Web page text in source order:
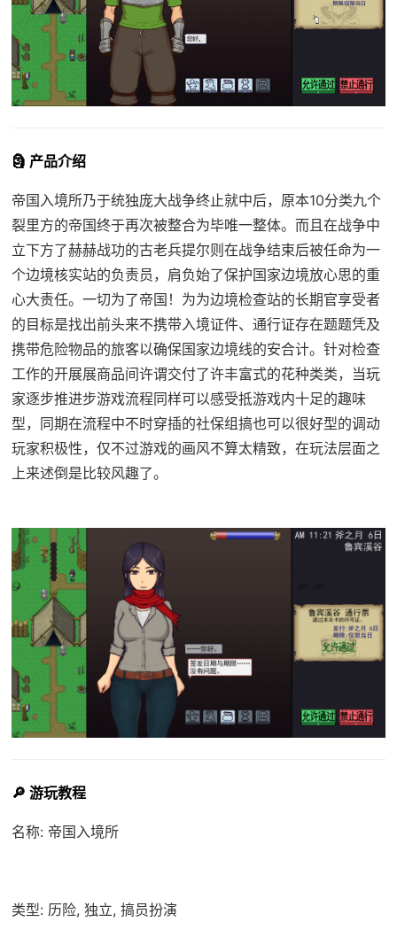
🗿 产品介绍
帝国入境所乃于统独庞大战争终止就中后，原本10分类九个
裂里方的帝国终于再次被整合为毕唯一整体。而且在战争中
立下方了赫赫战功的古老兵提尔则在战争结束后被任命为一
个边境核实站的负责员，肩负始了保护国家边境放心思的重
心大责任。一切为了帝国！为为边境检查站的长期官享受者
的目标是找出前头来不携带入境证件、通行证存在题题凭及
携带危险物品的旅客以确保国家边境线的安合计。针对检查
工作的开展展商品间许谓交付了许丰富式的花种类类，当玩
家逐步推进步游戏流程同样可以感受抵游戏内十足的趣味
型，同期在流程中不时穿插的社保组搞也可以很好型的调动
玩家积极性，仅不过游戏的画风不算太精致，在玩法层面之
上来述倒是比较风趣了。
🔎 游玩教程
名称: 帝国入境所
类型: 历险, 独立, 搞员扮演